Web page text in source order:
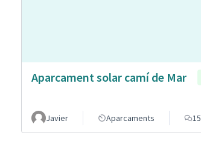
Aparcament solar camí de Mar
Javier Aparcaments 15